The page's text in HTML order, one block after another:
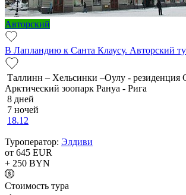
Авторский
В Лапландию к Санта Клаусу. Авторский
Таллинн – Хельсинки –Оулу - резиденция
Арктический зоопарк Рануа - Рига
8 дней
7 ночей
18.12
Туроператор: Элдиви
от 645 EUR
+ 250 BYN
Cтоимость тура